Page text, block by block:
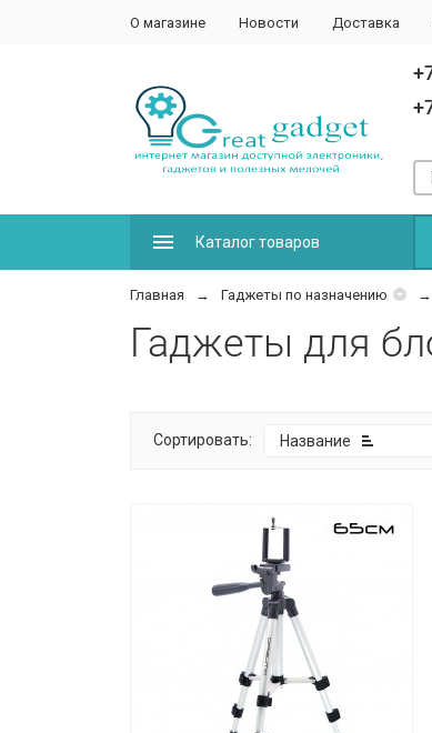
О магазине Новости Доставка
Каталог товаров
Главная Гаджеты по назначению
Гаджеты для
Сортировать: Название